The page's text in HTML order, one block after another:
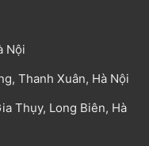
Nội
Thanh Xuân, Hà Nội
Thụy, Long Biên, Hà